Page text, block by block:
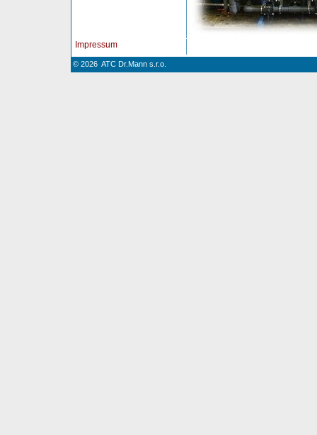
Impressum
© 2026 ATC Dr.Mann s.r.o.